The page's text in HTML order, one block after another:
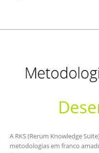
A RKS (Rerum Knowledge
metodologias em franco